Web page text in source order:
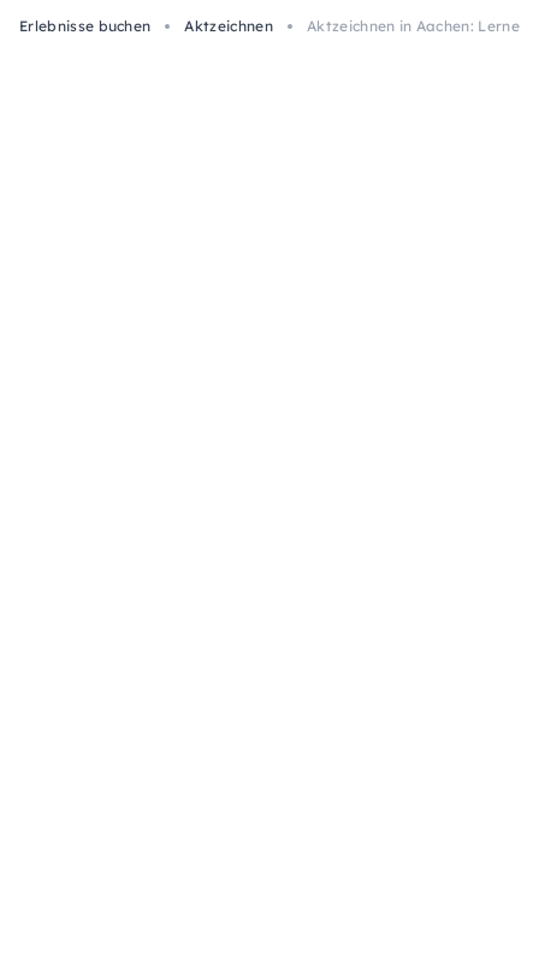
Erlebnisse buchen
Aktzeichnen Aktzeichnen in Aachen: Lerne,